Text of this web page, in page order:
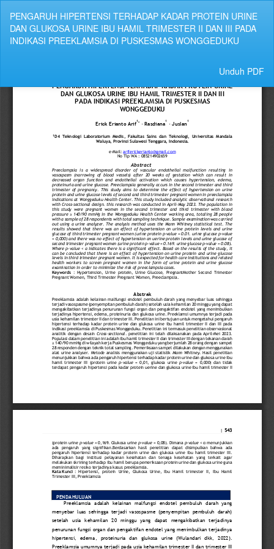
Rincian
Artikel
PENGARUH HIPERTENSI TERHADAP KADAR PROTEIN URINE
DAN GLUKOSA URINE IBU HAMIL TRIMESTER II DAN III PADA
INDIKASI PREEKLAMSIA DI PUSKESMAS WONGGEDUKU
Unduh
Unduh PDF